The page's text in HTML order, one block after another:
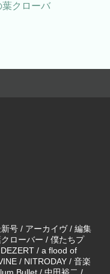
葉クローバ
号 / アーカイヴ/ 編集
ローバー / 僕たちプ
DEZERT / a flood of
/ NITRODAY / 音楽